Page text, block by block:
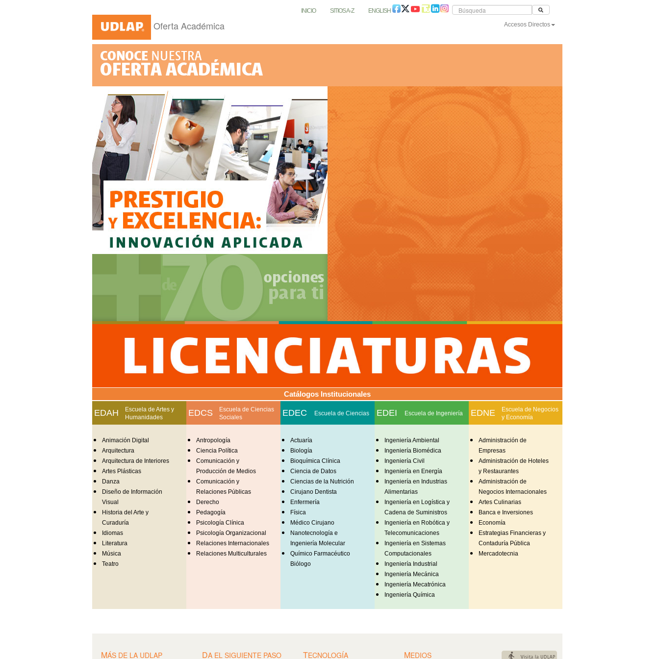
INICIO SITIOS A-Z ENGLISH
Oferta Académica Accesos Directos
Catálogos Institucionales
EDAH
Escuela de Artes y
Humanidades
EDCS
Escuela de Ciencias
Sociales
EDEC Escuela de Ciencias EDEI Escuela de Ingeniería EDNE
Escuela de Negocios
y Economía
Animación Digital
Arquitectura
Arquitectura de Interiores
Artes Plásticas
Danza
Diseño de Información
Visual
Historia del Arte y
Curaduría
Idiomas
Literatura
Música
Teatro
Antropología
Ciencia Política
Comunicación y
Producción de Medios
Comunicación y
Relaciones Públicas
Derecho
Pedagogía
Psicología Clínica
Psicología Organizacional
Relaciones Internacionales
Relaciones Multiculturales
Actuaría
Biología
Bioquímica Clínica
Ciencia de Datos
Ciencias de la Nutrición
Cirujano Dentista
Enfermería
Física
Médico Cirujano
Nanotecnología e
Ingeniería Molecular
Químico Farmacéutico
Biólogo
Ingeniería Ambiental
Ingeniería Biomédica
Ingeniería Civil
Ingeniería en Energía
Ingeniería en Industrias
Alimentarias
Ingeniería en Logística y
Cadena de Suministros
Ingeniería en Robótica y
Telecomunicaciones
Ingeniería en Sistemas
Computacionales
Ingeniería Industrial
Ingeniería Mecánica
Ingeniería Mecatrónica
Ingeniería Química
Administración de
Empresas
Administración de Hoteles
y Restaurantes
Administración de
Negocios Internacionales
Artes Culinarias
Banca e Inversiones
Economía
Estrategias Financieras y
Contaduría Pública
Mercadotecnia
MÁS DE LA UDLAP DA EL SIGUIENTE PASO TECNOLOGÍA MEDIOS